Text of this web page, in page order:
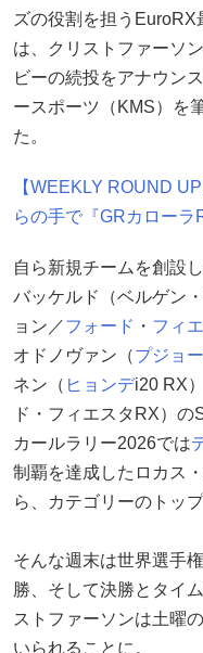
ズの役割を担う
は、クリストファーソ
ビーの続投をアナウン
ースポーツ（KMS）を
た。
【WEEKLY ROUND
らの手で『GRカロー
自ら新規チームを創設
バッケルド（ベルゲン
ョン／フォード ・ フィ
オドノヴァン（プジョ
ネン（ ヒョンデi20 RX
ド・フィエスタRX）
カールラリー2026では
制覇を達成したロカス
ら、カテゴリーのトッ
そんな週末は世界選手
勝、そして決勝とタイ
ストファーソンは土曜
いられることに。